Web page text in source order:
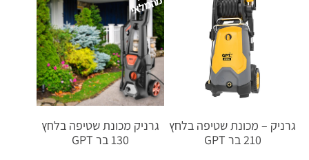
גרניק – מכונת שטיפה בלחץ
210 בר GPT
מ
י
גרניק מכונת שטיפה בלחץ
130 בר GPT